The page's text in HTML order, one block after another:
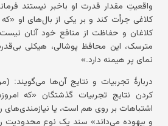
واقعیتِ مقدار قدرت او باخبر نیستند
کلاغی جرأت کند و بر یکی از بال‌های او
کلاغان و حفاظت از منافع خود آنان
مترسک، این محافظ پوشالی، هیکلی
نمای پر هیمنه دارد.»
دربارهٔ تجربیات و نتایج آن‌ها می‌گویند:
کردن نتایج تجربیات گذشتگان «که
اشتباهات بر روی هم است، یا نیازمندی‌های
و بیهوده می‌داند» سند یک نوع محدودیت